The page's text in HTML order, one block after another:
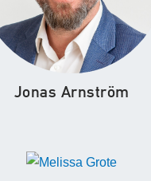
Jonas Arnström